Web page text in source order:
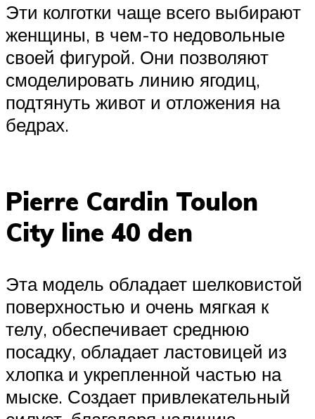
Эти колготки чаще всего выбирают
женщины, в чем-то недовольные
своей фигурой. Они позволяют
смоделировать линию ягодиц,
подтянуть живот и отложения на
бедрах.
Pierre Cardin Toulon
City line 40 den
Эта модель обладает шелковистой
поверхностью и очень мягкая к
телу, обеспечивает среднюю
посадку, обладает ластовицей из
хлопка и укрепленной частью на
мыске. Создает привлекательный